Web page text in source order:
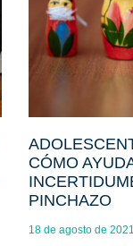
CÓMO
PINCHAZO
18 de agosto de 2021